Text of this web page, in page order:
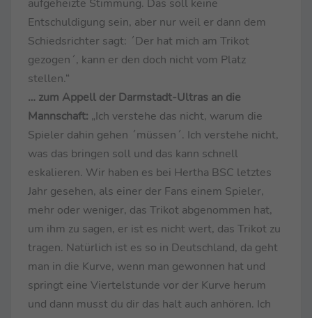
aufgeheizte Stimmung. Das soll keine
Entschuldigung sein, aber nur weil er dann dem
Schiedsrichter sagt: ´Der hat mich am Trikot
gezogen´, kann er den doch nicht vom Platz
stellen.“
… zum Appell der Darmstadt-Ultras an die
Mannschaft: „Ich verstehe das nicht, warum die
Spieler dahin gehen ´müssen´. Ich verstehe nicht,
was das bringen soll und das kann schnell
eskalieren. Wir haben es bei Hertha BSC letztes
Jahr gesehen, als einer der Fans einem Spieler,
mehr oder weniger, das Trikot abgenommen hat,
um ihm zu sagen, er ist es nicht wert, das Trikot zu
tragen. Natürlich ist es so in Deutschland, da geht
man in die Kurve, wenn man gewonnen hat und
springt eine Viertelstunde vor der Kurve herum
und dann musst du dir das halt auch anhören. Ich